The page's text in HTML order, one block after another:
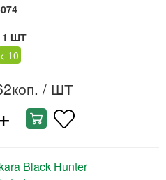
1 ШТ
< 10
/ ШТ
Black Hunter